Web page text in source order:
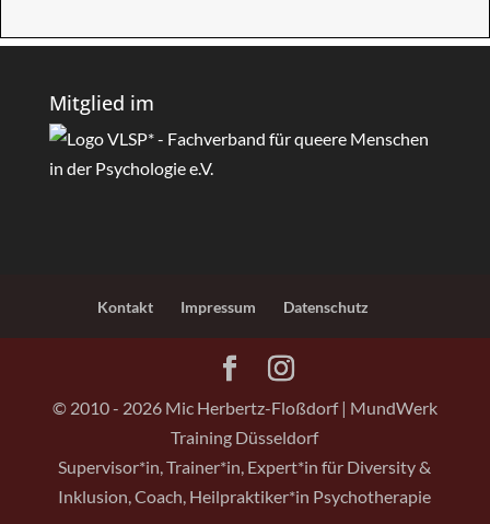
Mitglied im
Kontakt Impressum Datenschutz
© 2010 - 2026 Mic Herbertz-Floßdorf | MundWerk
Training Düsseldorf
Supervisor*in, Trainer*in, Expert*in für Diversity &
Inklusion, Coach, Heilpraktiker*in Psychotherapie